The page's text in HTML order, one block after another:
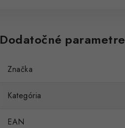
Dodatočné parametre
Značka
Kategória
EAN